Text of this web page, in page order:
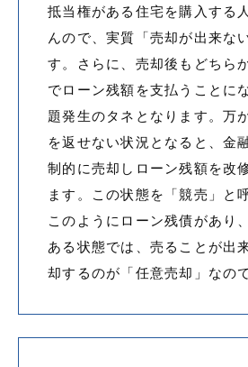
抵当権がある住宅を購入する
んので、実質「売却が出来な
す。さらに、売却後もどちら
でローン残額を支払うことに
題発生のタネとなります。万
を返せない状況となると、金
制的に売却しローン残額を改
ます。この状態を「競売」と
このようにローン残債があり
ある状態では、売ることが出
却するのが「任意売却」なので